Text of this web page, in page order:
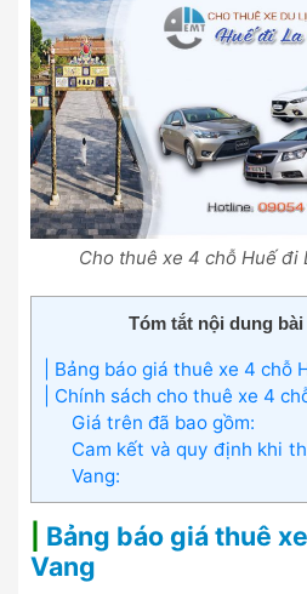
Cho thuê xe 4 chỗ Huế đi
Tóm tắt nội dung bài
| Bảng báo giá thuê xe 4 chỗ
| Chính sách cho thuê xe 4
Giá trên đã bao gồm:
Cam kết và quy định khi
Vang:
Bảng báo giá thuê
Vang